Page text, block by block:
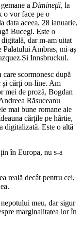
a Dimineții, la
o vor face pe o
data aceea, 28 ianuarie,
Bucegi. Este o
dar m-am uitat
Palatului Ambras, mi-aș
Innsbruckul.
scormonesc după
și cărți on-line. Am
mei de proză, Bogdan
Răsuceanu
mai bune romane ale
cărțile pe hârtie,
digitalizată. Este o altă
în Europa, nu s-a
reală decât pentru cei,
meu, dar sigur
marginalitatea lor în